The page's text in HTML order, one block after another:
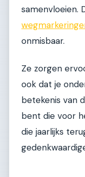
samenvloeien.
onmisbaar.
Ze zorgen
ook dat je
betekenis van
bent die voor
die jaarlijks